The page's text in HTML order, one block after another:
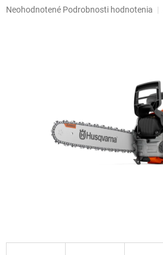
Priemerné
Neohodnotené Podrobnosti hodnotenia